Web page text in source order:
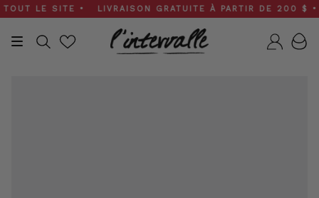
Skip
to
content
SITE • LIVRAISON GRATUITE À PARTIR DE 200 $ •
Recherche